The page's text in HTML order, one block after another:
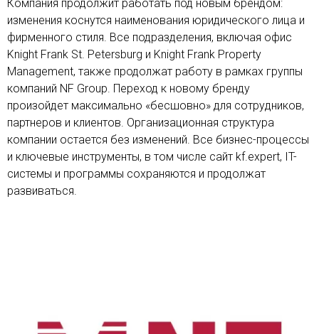
Компания продолжит работать под новым брендом:
изменения коснутся наименования юридического лица и
фирменного стиля. Все подразделения, включая офис
Knight Frank St. Petersburg и Knight Frank Property
Management, также продолжат работу в рамках группы
компаний NF Group. Переход к новому бренду
произойдет максимально «бесшовно» для сотрудников,
партнеров и клиентов. Организационная структура
компании остается без изменений. Все бизнес-процессы
и ключевые инструменты, в том числе сайт kf.expert, IT-
системы и программы сохраняются и продолжат
развиваться.